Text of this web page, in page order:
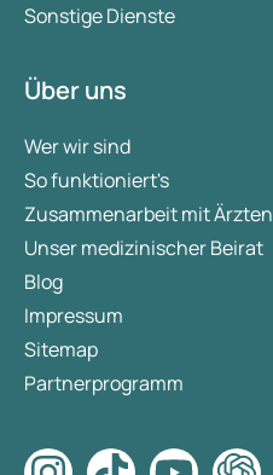
Sonstige Dienste
Über uns
Wer wir sind
So funktioniert's
Zusammenarbeit mit Ärzten
Unser medizinischer Beirat
Blog
Impressum
Sitemap
Partnerprogramm